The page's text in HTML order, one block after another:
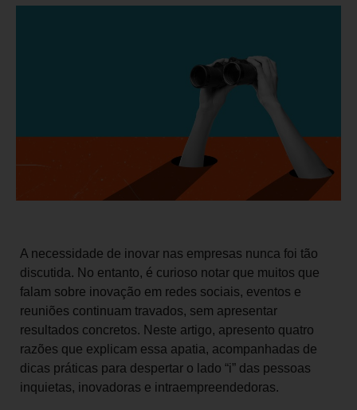
A necessidade de inovar nas empresas nunca foi tão
discutida. No entanto, é curioso notar que muitos que
falam sobre inovação em redes sociais, eventos e
reuniões continuam travados, sem apresentar
resultados concretos. Neste artigo, apresento quatro
razões que explicam essa apatia, acompanhadas de
dicas práticas para despertar o lado “i” das pessoas
inquietas, inovadoras e intraempreendedoras.